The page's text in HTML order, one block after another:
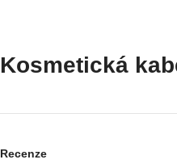
Kosmetická
Recenze